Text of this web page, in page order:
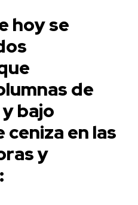
hoy se
de
bajo
en las
y